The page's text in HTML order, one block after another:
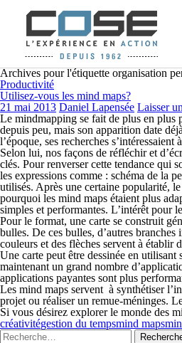
Archives pour l'étiquette organisation
Productivité
Utilisez-vous les mind maps?
21 mai 2013 Daniel Lapensée Laisser
Le mindmapping se fait de plus en plus
depuis peu, mais son apparition date
l’époque, ses recherches s’intéressaient
Selon lui, nos façons de réfléchir et
clés. Pour renverser cette tendance qui
les expressions comme : schéma de la
utilisés. Après une certaine popularité, le
pourquoi les mind maps étaient plus
simples et performantes. L’intérêt pour le
Pour le format, une carte se construit
bulles. De ces bulles, d’autres
couleurs et des flèches servent à établir
Une carte peut être dessinée en
maintenant un grand nombre
applications payantes sont plus
Les mind maps servent à synthétiser
projet ou réaliser un remue-méninges.
Si vous désirez explorer le monde des
créativitégestion du tempsmind maps